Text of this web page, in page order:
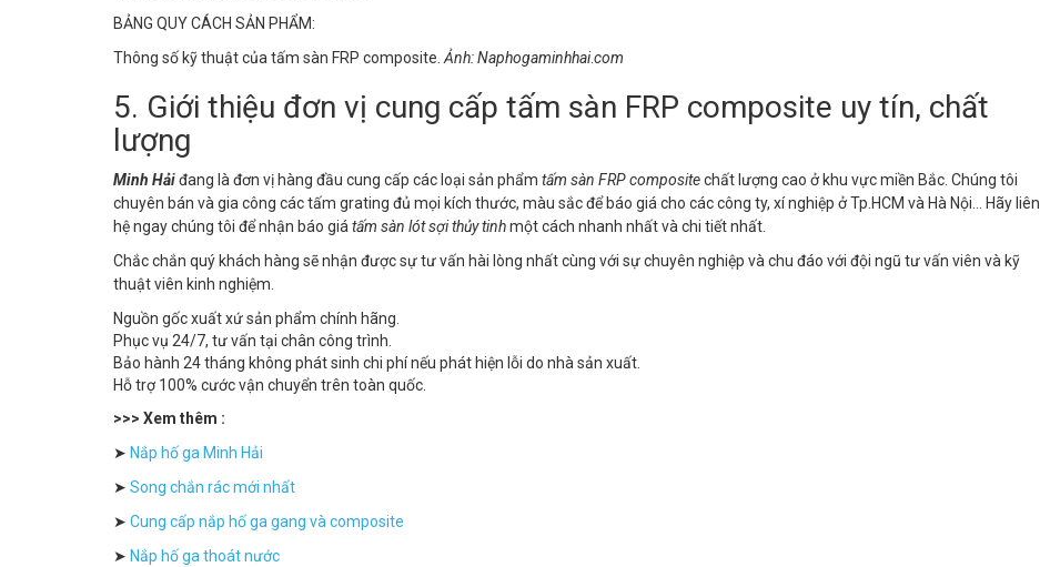
BẢNG QUY CÁCH SẢN PHẨM:
Thông số kỹ thuật của tấm sàn FRP composite. Ảnh: Naphogaminhhai.com
5. Giới thiệu đơn vị cung cấp tấm sàn FRP composite uy tín, chất
lượng
Minh Hảiđang là đơn vị hàng đầu cung cấp các loại sản phẩm tấm sàn FRP compositechất lượng cao ở khu vực miền Bắc. Chúng tôi
chuyên bán và gia công các tấm grating đủ mọi kích thước, màu sắc để báo giá cho các công ty, xí nghiệp ở Tp.HCM và Hà Nội… Hãy liên
hệ ngay chúng tôi để nhận báo giá tấm sàn lót sợi thủy tinhmột cách nhanh nhất và chi tiết nhất.
Chắc chắn quý khách hàng sẽ nhận được sự tư vấn hài lòng nhất cùng với sự chuyên nghiệp và chu đáo với đội ngũ tư vấn viên và kỹ
thuật viên kinh nghiệm.
Nguồn gốc xuất xứ sản phẩm chính hãng.
Phục vụ 24/7, tư vấn tại chân công trình.
Bảo hành 24 tháng không phát sinh chi phí nếu phát hiện lỗi do nhà sản xuất.
Hỗ trợ 100% cước vận chuyển trên toàn quốc.
>>> Xem thêm :
➤ Nắp hố ga Minh Hải
➤ Song chắn rác mới nhất
➤ Cung cấp nắp hố ga gang và composite
➤ Nắp hố ga thoát nước